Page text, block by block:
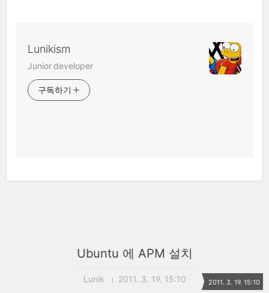
Lunikism
Junior developer
구독하기
Ubuntu 에 APM 설치
Lunik 2011. 3. 19. 15:10 2011. 3. 19. 15:10